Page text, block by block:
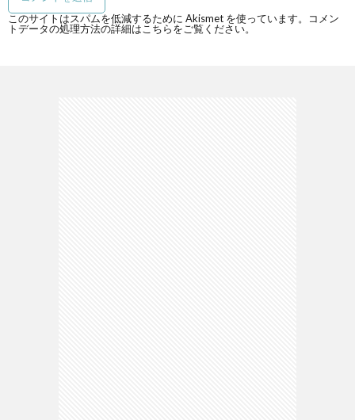
このサイトはスパムを低減するために Akismet を使っています。
コメン
トデータの処理方法の詳細はこちらをご覧ください。